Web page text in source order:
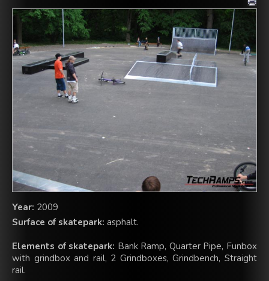
Year: 2009
Surface of skatepark: asphalt.
Elements of skatepark: Bank Ramp, Quarter Pipe, Funbox
with grindbox and rail, 2 Grindboxes, Grindbench, Straight
rail.